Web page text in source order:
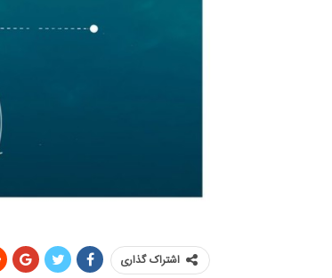
اشتراک گذاری